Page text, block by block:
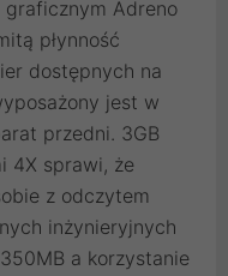
graficznym Adreno
płynność
dostępnych na
jest w
przedni. 3GB
4X sprawi, że
z odczytem
inżynieryjnych
a korzystanie